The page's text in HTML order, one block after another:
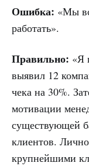
Ошибка: «Мы
работать».
Правильно: «Я
выявил 12
чека на 30%.
мотивации
существующей
клиентов.
крупнейшими